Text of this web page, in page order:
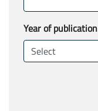
Year of publication